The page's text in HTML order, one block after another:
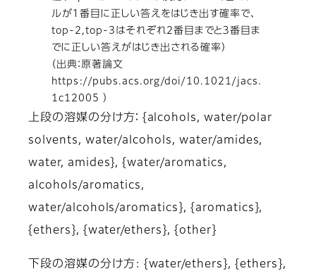
ルが１番目に正しい答えをはじき出す確率で、
top-2,top-3はそれぞれ2番目までと３番目ま
でに正しい答えがはじき出される確率）
（出典：原著論文
https://pubs.acs.org/doi/10.1021/jacs.
1c12005 ）
上段の溶媒の分け方： {alcohols, water/polar
solvents, water/alcohols, water/amides,
water, amides}, {water/aromatics,
alcohols/aromatics,
water/alcohols/aromatics}, {aromatics},
{ethers}, {water/ethers}, {other}
下段の溶媒の分け方: {water/ethers}, {ethers},